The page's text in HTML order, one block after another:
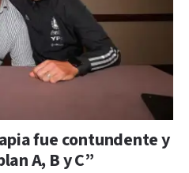
fue contundente y
A, B y C”